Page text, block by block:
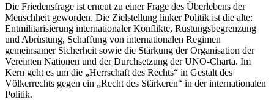
Die Friedensfrage ist erneut zu einer Frage des Überlebens der
Menschheit geworden. Die Zielstellung linker Politik ist die alte:
Entmilitarisierung internationaler Konflikte, Rüstungsbegrenzung
und Abrüstung, Schaffung von internationalen Regimen
gemeinsamer Sicherheit sowie die Stärkung der Organisation der
Vereinten Nationen und der Durchsetzung der UNO-Charta. Im
Kern geht es um die „Herrschaft des Rechts“ in Gestalt des
Völkerrechts gegen ein „Recht des Stärkeren“ in der internationalen
Politik.